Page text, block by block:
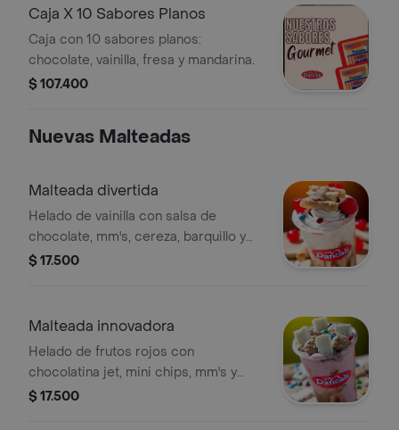
Caja X 10 Sabores Planos
Caja con 10 sabores planos:
chocolate, vainilla, fresa y mandarina.
$ 107.400
Nuevas Malteadas
Malteada divertida
Helado de vainilla con salsa de
chocolate, mm's, cereza, barquillo y
chantilly.
$ 17.500
Malteada innovadora
Helado de frutos rojos con
chocolatina jet, mini chips, mm's y
chantilly.
$ 17.500